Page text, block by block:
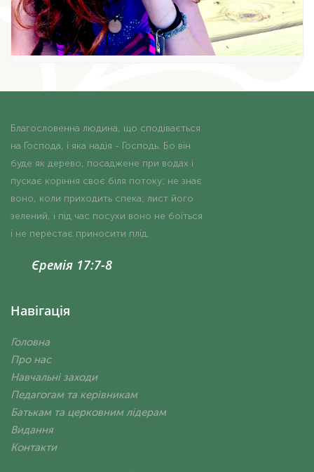
Благословенна людина, що сподівається
на Господа, і яка надія - Господь. Бо він
буде як дерево, посаджене при водах і
пускає коріння своє біля потоку; не знає
воно, коли приходить спека; лист його
зелений, і під час посухи воно не боїться
і не перестає приносити плід.
Єремія 17:7-8
Навігація
Головна
Про нас
Навчальні заходи
Педагогам та керівникам
Батькам та церковним лідерам
Видання
Контакти